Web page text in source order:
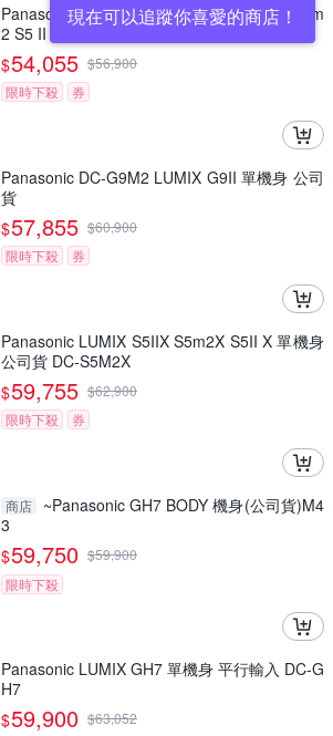
現在可以追蹤你喜愛的商店！
Panasonic S5II + 20-60mm F3.5-5.6 KIT S5m
2 S5 II 變焦鏡組 公司貨
$54,055 $56,900
限時下殺
券
Panasonic DC-G9M2 LUMIX G9II 單機身 公司
貨
$57,855 $60,900
限時下殺
券
Panasonic LUMIX S5IIX S5m2X S5II X 單機身
公司貨 DC-S5M2X
$59,755 $62,900
限時下殺
券
商店
~Panasonic GH7 BODY 機身(公司貨)M4
3
$59,750 $59,900
限時下殺
Panasonic LUMIX GH7 單機身 平行輸入 DC-G
H7
$59,900 $63,052